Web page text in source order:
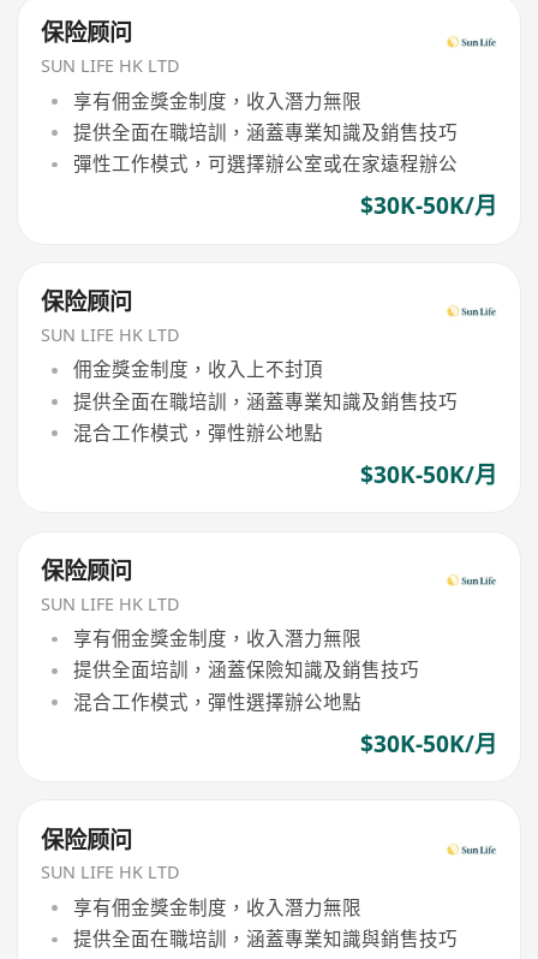
保险顾问
SUN LIFE HK LTD
享有佣金獎金制度，收入潛力無限
提供全面在職培訓，涵蓋專業知識及銷售技巧
彈性工作模式，可選擇辦公室或在家遠程辦公
$30K-50K/月
保险顾问
SUN LIFE HK LTD
佣金獎金制度，收入上不封頂
提供全面在職培訓，涵蓋專業知識及銷售技巧
混合工作模式，彈性辦公地點
$30K-50K/月
保险顾问
SUN LIFE HK LTD
享有佣金獎金制度，收入潛力無限
提供全面培訓，涵蓋保險知識及銷售技巧
混合工作模式，彈性選擇辦公地點
$30K-50K/月
保险顾问
SUN LIFE HK LTD
享有佣金獎金制度，收入潛力無限
提供全面在職培訓，涵蓋專業知識與銷售技巧